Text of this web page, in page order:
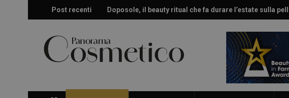
Post recenti Doposole, il beauty ritual che fa durare l’estate sulla pelle
Effetto glow immediato e modulabile per viso e corpo